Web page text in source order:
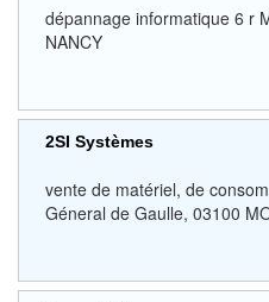
dépannage informatique 6 r
NANCY
2SI Systèmes
vente de matériel, de
Géneral de Gaulle, 03100